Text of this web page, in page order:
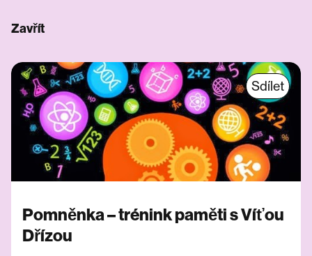
Zavřít
Sdílet
Pomněnka – trénink paměti s Víťou
Dřízou